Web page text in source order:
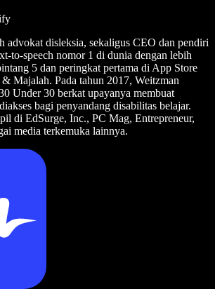
advokat disleksia, sekaligus CEO dan pendiri
to-speech nomor 1 di dunia dengan lebih
5 dan peringkat pertama di App Store
Majalah. Pada tahun 2017, Weitzman
Under 30 berkat upayanya membuat
bagi penyandang disabilitas belajar.
di EdSurge, Inc., PC Mag, Entrepreneur,
media terkemuka lainnya.